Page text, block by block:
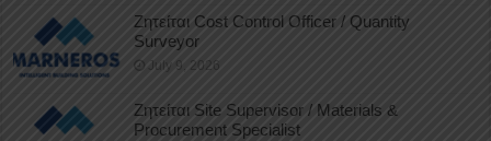
Ζητείται Cost Control Officer / Quantity
Surveyor
July 9, 2026
Ζητείται Site Supervisor / Materials &
Procurement Specialist